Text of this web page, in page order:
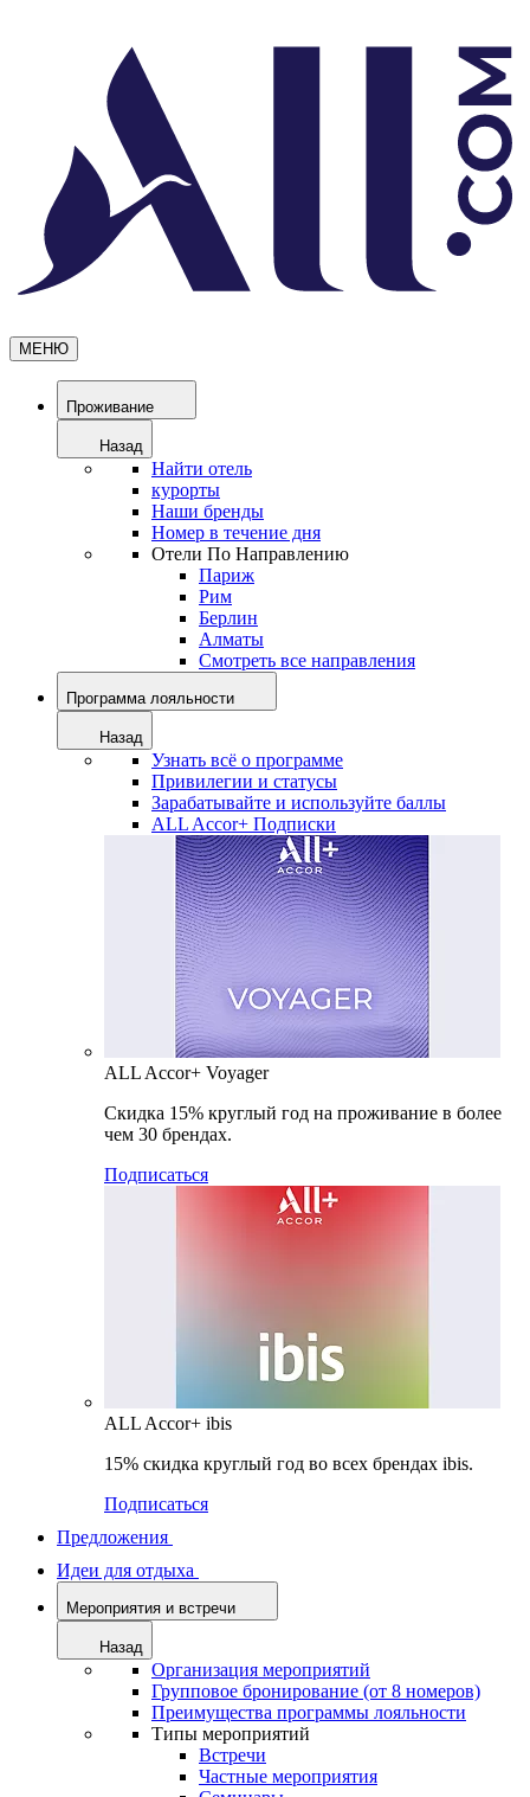
МЕНЮ
Проживание
Назад
Найти отель
курорты
Наши бренды
Номер в течение дня
Отели По Направлению
Париж
Рим
Берлин
Алматы
Смотреть все направления
Программа лояльности
Назад
Узнать всё о программе
Привилегии и статусы
Зарабатывайте и используйте баллы
ALL Accor+ Подписки
ALL Accor+ Voyager
Скидка 15% круглый год на проживание в более
чем 30 брендах.
Подписаться
ALL Accor+ ibis
15% скидка круглый год во всех брендах ibis.
Подписаться
Предложения
Идеи для отдыха
Мероприятия и встречи
Назад
Организация мероприятий
Групповое бронирование (от 8 номеров)
Преимущества программы лояльности
Типы мероприятий
Встречи
Частные мероприятия